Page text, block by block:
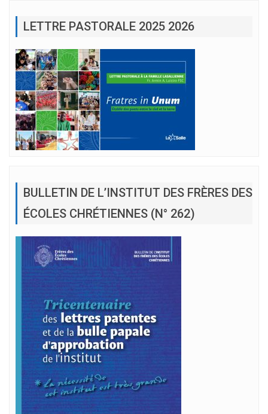
LETTRE PASTORALE 2025 2026
BULLETIN DE L’INSTITUT DES FRÈRES DES
ÉCOLES CHRÉTIENNES (N° 262)